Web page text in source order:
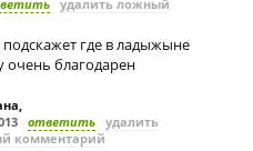
удалить ложный
где в ладыжыне
очень благодарен
,
ответить удалить
комментарий